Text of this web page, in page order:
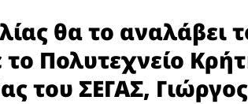
θα το αναλάβει
Πολυτεχνείο
του ΣΕΓΑΣ, Γιώργος